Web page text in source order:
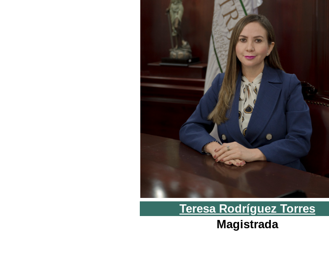
Teresa Rodríguez Torres
Magistrada